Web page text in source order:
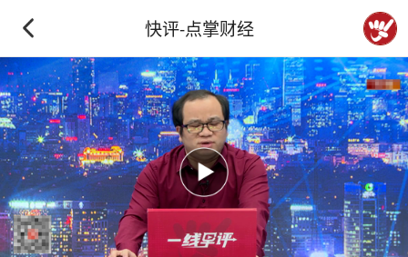
快评-点掌财经